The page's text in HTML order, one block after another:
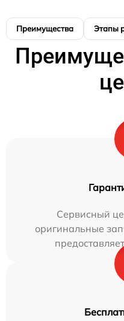
Преимущества Этапы
Сервисный
оригинальные